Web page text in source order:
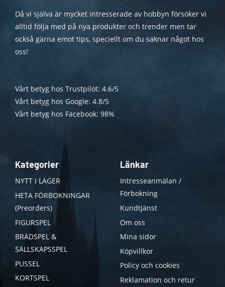
Då vi själva är mycket intresserade av hobbyn försöker vi
alltid följa med på nya produkter och trender men tar
också gärna emot tips, speciellt om du saknar något hos
oss!
Vårt betyg hos Trustpilot: 4.6/5
Vårt betyg hos Google: 4.8/5
Vårt betyg hos Facebook: 98%
Kategorier
NYTT I LAGER
HETA FÖRBOKNINGAR
(Preorders)
FIGURSPEL
BRÄDSPEL &
SÄLLSKAPSSPEL
PUSSEL
KORTSPEL
Länkar
Intresseanmälan /
Förbokning
Kundtjänst
Om oss
Mina sidor
Köpvillkor
Policy och cookies
Reklamation och retur